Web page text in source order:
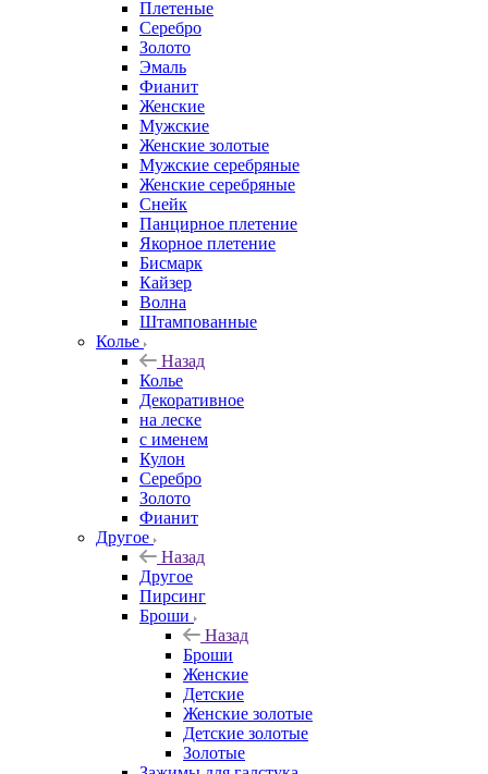
Плетеные
Серебро
Золото
Эмаль
Фианит
Женские
Мужские
Женские золотые
Мужские серебряные
Женские серебряные
Снейк
Панцирное плетение
Якорное плетение
Бисмарк
Кайзер
Волна
Штампованные
Колье
Назад
Колье
Декоративное
на леске
с именем
Кулон
Серебро
Золото
Фианит
Другое
Назад
Другое
Пирсинг
Броши
Назад
Броши
Женские
Детские
Женские золотые
Детские золотые
Золотые